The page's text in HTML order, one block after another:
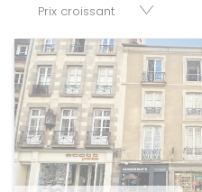
appartements, maisons,